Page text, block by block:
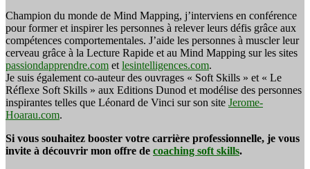
Champion du monde de Mind Mapping, j’interviens en conférence
pour former et inspirer les personnes à relever leurs défis grâce aux
compétences comportementales. J’aide les personnes à muscler leur
cerveau grâce à la Lecture Rapide et au Mind Mapping sur les sites
passiondapprendre.com etlesintelligences.com.
Je suis également co-auteur des ouvrages « Soft Skills » et « Le
Réflexe Soft Skills » aux Editions Dunod et modélise des personnes
inspirantes telles que Léonard de Vinci sur son site Jerome-
Hoarau.com.
Si vous souhaitez booster votre carrière professionnelle, je vous
invite à découvrir mon offre de coaching soft skills.